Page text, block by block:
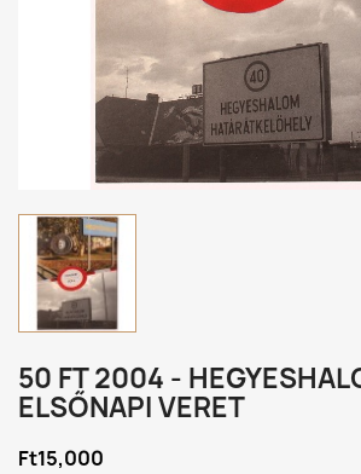
50 FT 2004 -
ELSŐNAPI VERET
Ft15,000